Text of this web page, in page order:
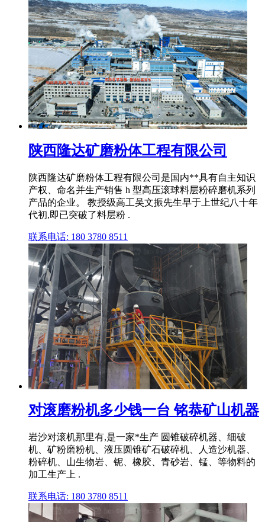
陕西隆达矿磨粉体工程有限公司
陕西隆达矿磨粉体工程有限公司是国内**具有自主知识
产权、命名并生产销售 h 型高压滚球料层粉碎磨机系列
产品的企业。 教授级高工吴文振先生早于上世纪八十年
代初,即已突破了料层粉 .
联系电话: 180 3780 8511
对滚磨粉机多少钱一台 铭恭矿山机器
岩沙对滚机那里有,是一家*生产 圆锥破碎机器、细破
机、矿粉磨粉机、液压圆锥矿石破碎机、人造沙机器、
粉碎机、山生物岩、铌、橡胶、青砂岩、锰、等物料的
加工生产上 .
联系电话: 180 3780 8511